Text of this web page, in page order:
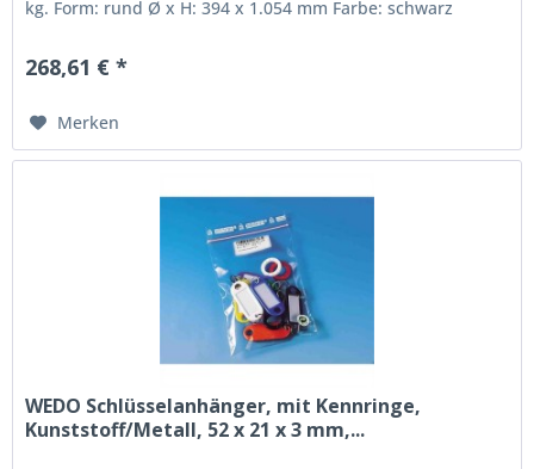
kg. Form: rund Ø x H: 394 x 1.054 mm Farbe: schwarz
268,61 € *
Merken
WEDO Schlüsselanhänger, mit Kennringe,
Kunststoff/Metall, 52 x 21 x 3 mm,...